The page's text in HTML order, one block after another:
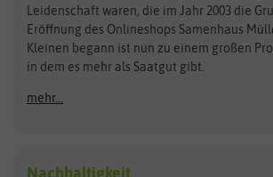
Kataloge
Schnäppchen
Anzucht & Gartenzubehör
Anzuchtschalen
Blumicorn
Bûten Birds
Carl Pabst
Fertil
Flora
Leidenschaft waren, die im Jahr 2003 die
Eröffnung des Onlineshops Samenhaus
Kleinen begann ist nun zu einem großen
in dem es mehr als Saatgut gibt.
mehr...
Nachhaltigkeit